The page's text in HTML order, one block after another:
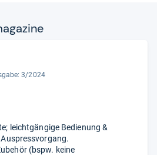
3/2024
leichtgängige Bedienung &
(bspw. keine